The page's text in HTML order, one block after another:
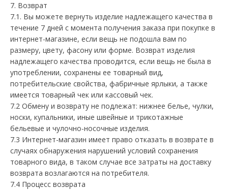
7. Возврат
7.1. Вы можете вернуть изделие надлежащего качества в
течение 7 дней с момента получения заказа при покупке в
интернет-магазине, если вещь не подошла вам по
размеру, цвету, фасону или форме. Возврат изделия
надлежащего качества проводится, если вещь не была в
употреблении, сохранены ее товарный вид,
потребительские свойства, фабричные ярлыки, а также
имеется товарный чек или кассовый чек.
7.2 Обмену и возврату не подлежат: нижнее белье, чулки,
носки, купальники, иные швейные и трикотажные
бельевые и чулочно-носочные изделия.
7.3 Интернет-магазин имеет право отказать в возврате в
случаях обнаружения нарушений условий сохранения
товарного вида, в таком случае все затраты на доставку
возврата возлагаются на потребителя.
7.4 Процесс возврата